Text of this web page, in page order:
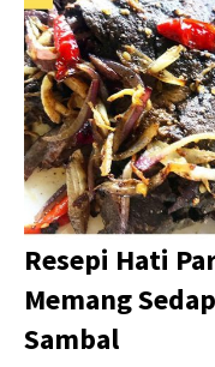
Resepi Hati
Memang
Sambal